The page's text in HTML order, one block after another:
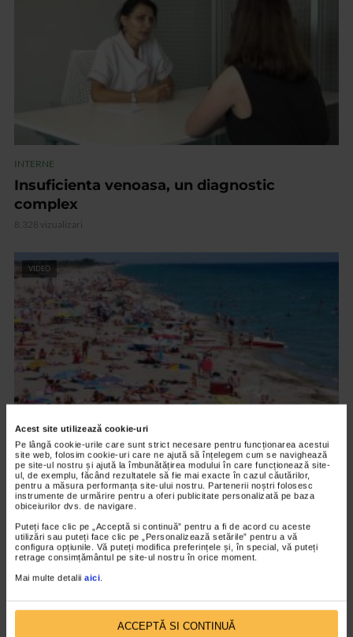
Acest site utilizează cookie-uri
Pe lângă cookie-urile care sunt strict necesare pentru funcționarea acestui
site web, folosim cookie-uri care ne ajută să înțelegem cum se navighează
pe site-ul nostru și ajută la îmbunătățirea modului în care funcționează site-
ul, de exemplu, făcând rezultatele să fie mai exacte în cazul căutărilor,
pentru a măsura performanța site-ului nostru. Partenerii noștri folosesc
instrumente de urmărire pentru a oferi publicitate personalizată pe baza
obiceiurilor dvs. de navigare.
Puteți face clic pe „Acceptă si continuă” pentru a fi de acord cu aceste
utilizări sau puteți face clic pe „Personalizează setările” pentru a vă
configura opțiunile. Vă puteți modifica preferințele și, în special, vă puteți
retrage consimțământul pe site-ul nostru în orice moment.
Mai multe detalii aici.
ACCEPTĂ SI CONTINUĂ
INTERNE
Insuficienta venoasa, un diagnostic
complex
8.328 vizualizari
VIDEO
INTERNE
Insolatia
14.707 vizualizari
VIDEO